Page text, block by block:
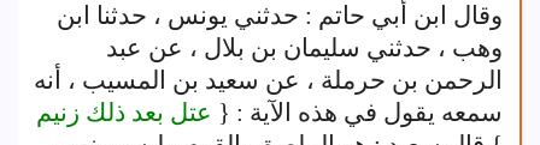
وقال ابن أبي حاتم : حدثني يونس ، حدثنا ابن
وهب ، حدثني سليمان بن بلال ، عن عبد
الرحمن بن حرملة ، عن سعيد بن المسيب ، أنه
سمعه يقول في هذه الآية : { عتل بعد ذلك زنيم